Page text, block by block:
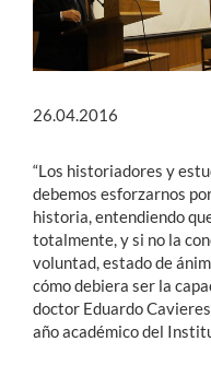
English
26.04.2016
“Los historiadores y
debemos esforzarnos
historia, entendiendo
totalmente, y si no la
voluntad, estado de
cómo debiera ser la
doctor Eduardo
año académico del